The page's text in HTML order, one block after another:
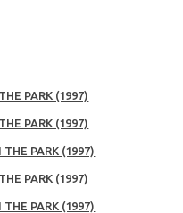
PARK (1997)
PARK (1997)
PARK (1997)
PARK (1997)
PARK (1997)